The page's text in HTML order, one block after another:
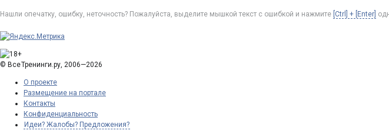
Нашли опечатку, ошибку, неточность? Пожалуйста, выделите мышкой текст с ошибкой и нажмите [Ctrl] + [Enter]
© Все Тренинги .ру , 2006—2026
О проекте
Размещение на портале
Контакты
Конфиденциальность
Идеи? Жалобы? Предложения?